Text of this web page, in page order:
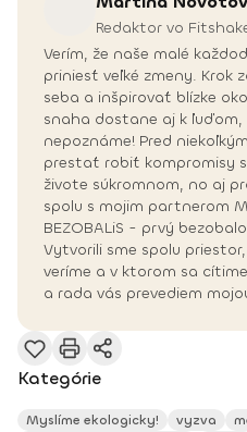
Redaktor vo
Verím, že naše malé
priniesť veľké zmeny. Krok
seba a inšpirovať blízke
snaha dostane aj k
nepoznáme! Pred
prestať robiť kompromisy
živote súkromnom, no aj
spolu s mojim partnerom
BEZOBALiS - prvý
Vytvorili sme spolu
veríme a v ktorom sa
a rada vás prevediem
Kategórie
Myslíme ekologicky! vyzva